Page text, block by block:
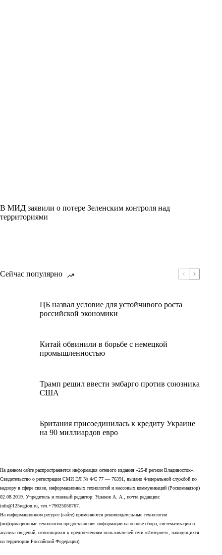
В МИД заявили о потере Зеленским контроля над
территориями
Сейчас популярно
ЦБ назвал условие для устойчивого роста
российской экономики
Китай обвинили в борьбе с немецкой
промышленностью
Трамп решил ввести эмбарго против союзника
США
Британия присоединилась к кредиту Украине
на 90 миллиардов евро
На данном сайте распространяется информация сетевого издания «25-й регион Владивосток».
Свидетельство о регистрации СМИ ЭЛ № ФС 77 — 76391, выдано Федеральной службой по
надзору в сфере связи, информационных технологий и массовых коммуникаций (Роскомнадзор)
02.08.2019. Учредитель и главный редактор: Ушаков А. А., почта редакции:
info@125region.ru, тел.+79025056767.
На информационном ресурсе (сайте) применяются рекомендательные технологии
(информационные технологии предоставления информации на основе сбора, систематизации и
анализа сведений, относящихся к предпочтениям пользователей сети «Интернет», находящихся
на территории Российской Федерации).